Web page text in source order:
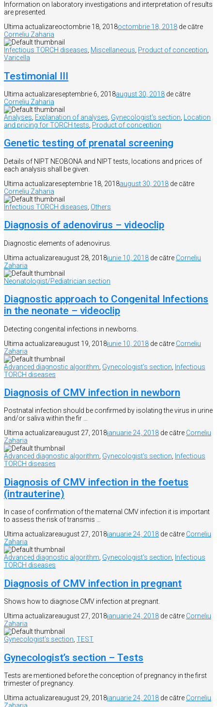
Information on laboratory investigations and interpretation of results
are presented.
Ultima actualizareoctombrie 18, 2018octombrie 18, 2018 de către
Corneliu Zaharia
Infectious TORCH diseases Miscellaneous Product of conception
Varicella
Testimonial III
Ultima actualizareseptembrie 6, 2018august 30, 2018 de către
Corneliu Zaharia
Analyses Explanation of analyses Gynecologist's section
Location
and pricing for TORCH tests Product of conception
Genetic testing of prenatal screening
Details of NIPT NEOBONA and NIPT tests, locations and prices of
each analysis shall be given.
Ultima actualizareseptembrie 18, 2018august 30, 2018 de către
Corneliu Zaharia
Infectious TORCH diseases Others
Diagnosis of adenovirus – videoclip
Diagnostic elements of adenovirus.
Ultima actualizareaugust 28, 2018iunie 10, 2018 de către Corneliu
Zaharia
Neonatologist/Pediatrician section
Diagnostic approach to Congenital Infections
in the neonate – videoclip
Detecting congenital infections in newborns.
Ultima actualizareaugust 19, 2018iunie 10, 2018 de către Corneliu
Zaharia
Advanced diagnostic algorithm Gynecologist's section Infectious
TORCH diseases
Diagnosis of CMV infection in newborn
Postnatal infection should be confirmed by isolating the virus in urine
and/or saliva within the fir …
Ultima actualizareaugust 27, 2018ianuarie 24, 2018 de către Corneliu
Zaharia
Advanced diagnostic algorithm, Gynecologist's section, Infectious
TORCH diseases
Diagnosis of CMV infection in the foetus
(intrauterine)
In case of confirmation of the maternal CMV infection it is important
to assess the risk of transmis …
Ultima actualizareaugust 27, 2018ianuarie 24, 2018 de către Corneliu
Zaharia
Advanced diagnostic algorithm, Gynecologist's section, Infectious
TORCH diseases
Diagnosis of CMV infection in pregnant
Shows how to diagnose CMV infection at pregnant.
Ultima actualizareaugust 27, 2018ianuarie 24, 2018 de către Corneliu
Zaharia
Gynecologist's section TEST
Gynecologist’s section – Tests
Tests are mentioned before the conception of pregnancy in the first
trimester of pregnancy.
Ultima actualizareaugust 29, 2018ianuarie 24, 2018 de către Corneliu